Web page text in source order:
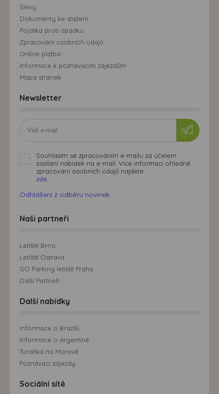
Slevy
Dokumenty ke stažení
Pojistka proti úpadku
Zpracování osobních údajů
Online platba
Informace k poznávacím zájezdům
Mapa stránek
Newsletter
Souhlasím se zpracováním e-mailu za účelem
zasílání nabídek na e-mail. Více informací ohledně
zpracování osobních údajů najdete
zde.
Odhlášení z odběru novinek
Naši partneři
Letiště Brno
Letiště Ostrava
GO Parking letiště Praha
Další Partneři
Další nabídky
Informace o Brazílii
Informace o Argentině
Turistika na Moravě
Poznávací zájezdy
Sociální sítě